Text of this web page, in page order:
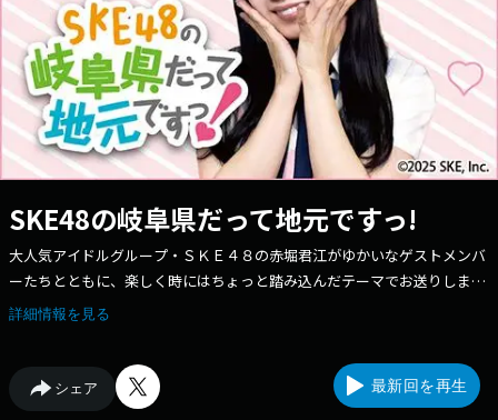
SKE48の岐阜県だって地元ですっ!
大人気アイドルグループ・ＳＫＥ４８の赤堀君江がゆかいなゲストメンバ
ーたちとともに、楽しく時にはちょっと踏み込んだテーマでお送りしま
す！ 【パーソナリティ】赤堀君江（ＳＫＥ４８） メッセージフォ
詳細情報を見る
シェア 最新回を再生